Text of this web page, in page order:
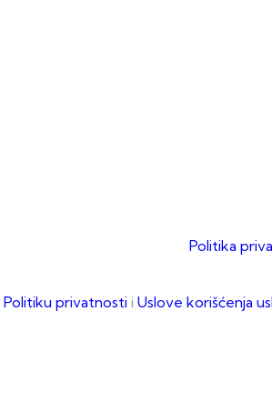
Politika
Politiku privatnosti i Uslove korišćenja